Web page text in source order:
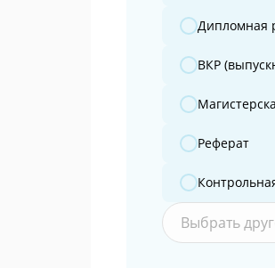
Дипломная
ВКР
Реферат
Выбрать